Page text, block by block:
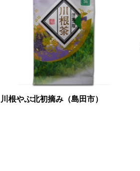
川根やぶ北初摘み（島田市）